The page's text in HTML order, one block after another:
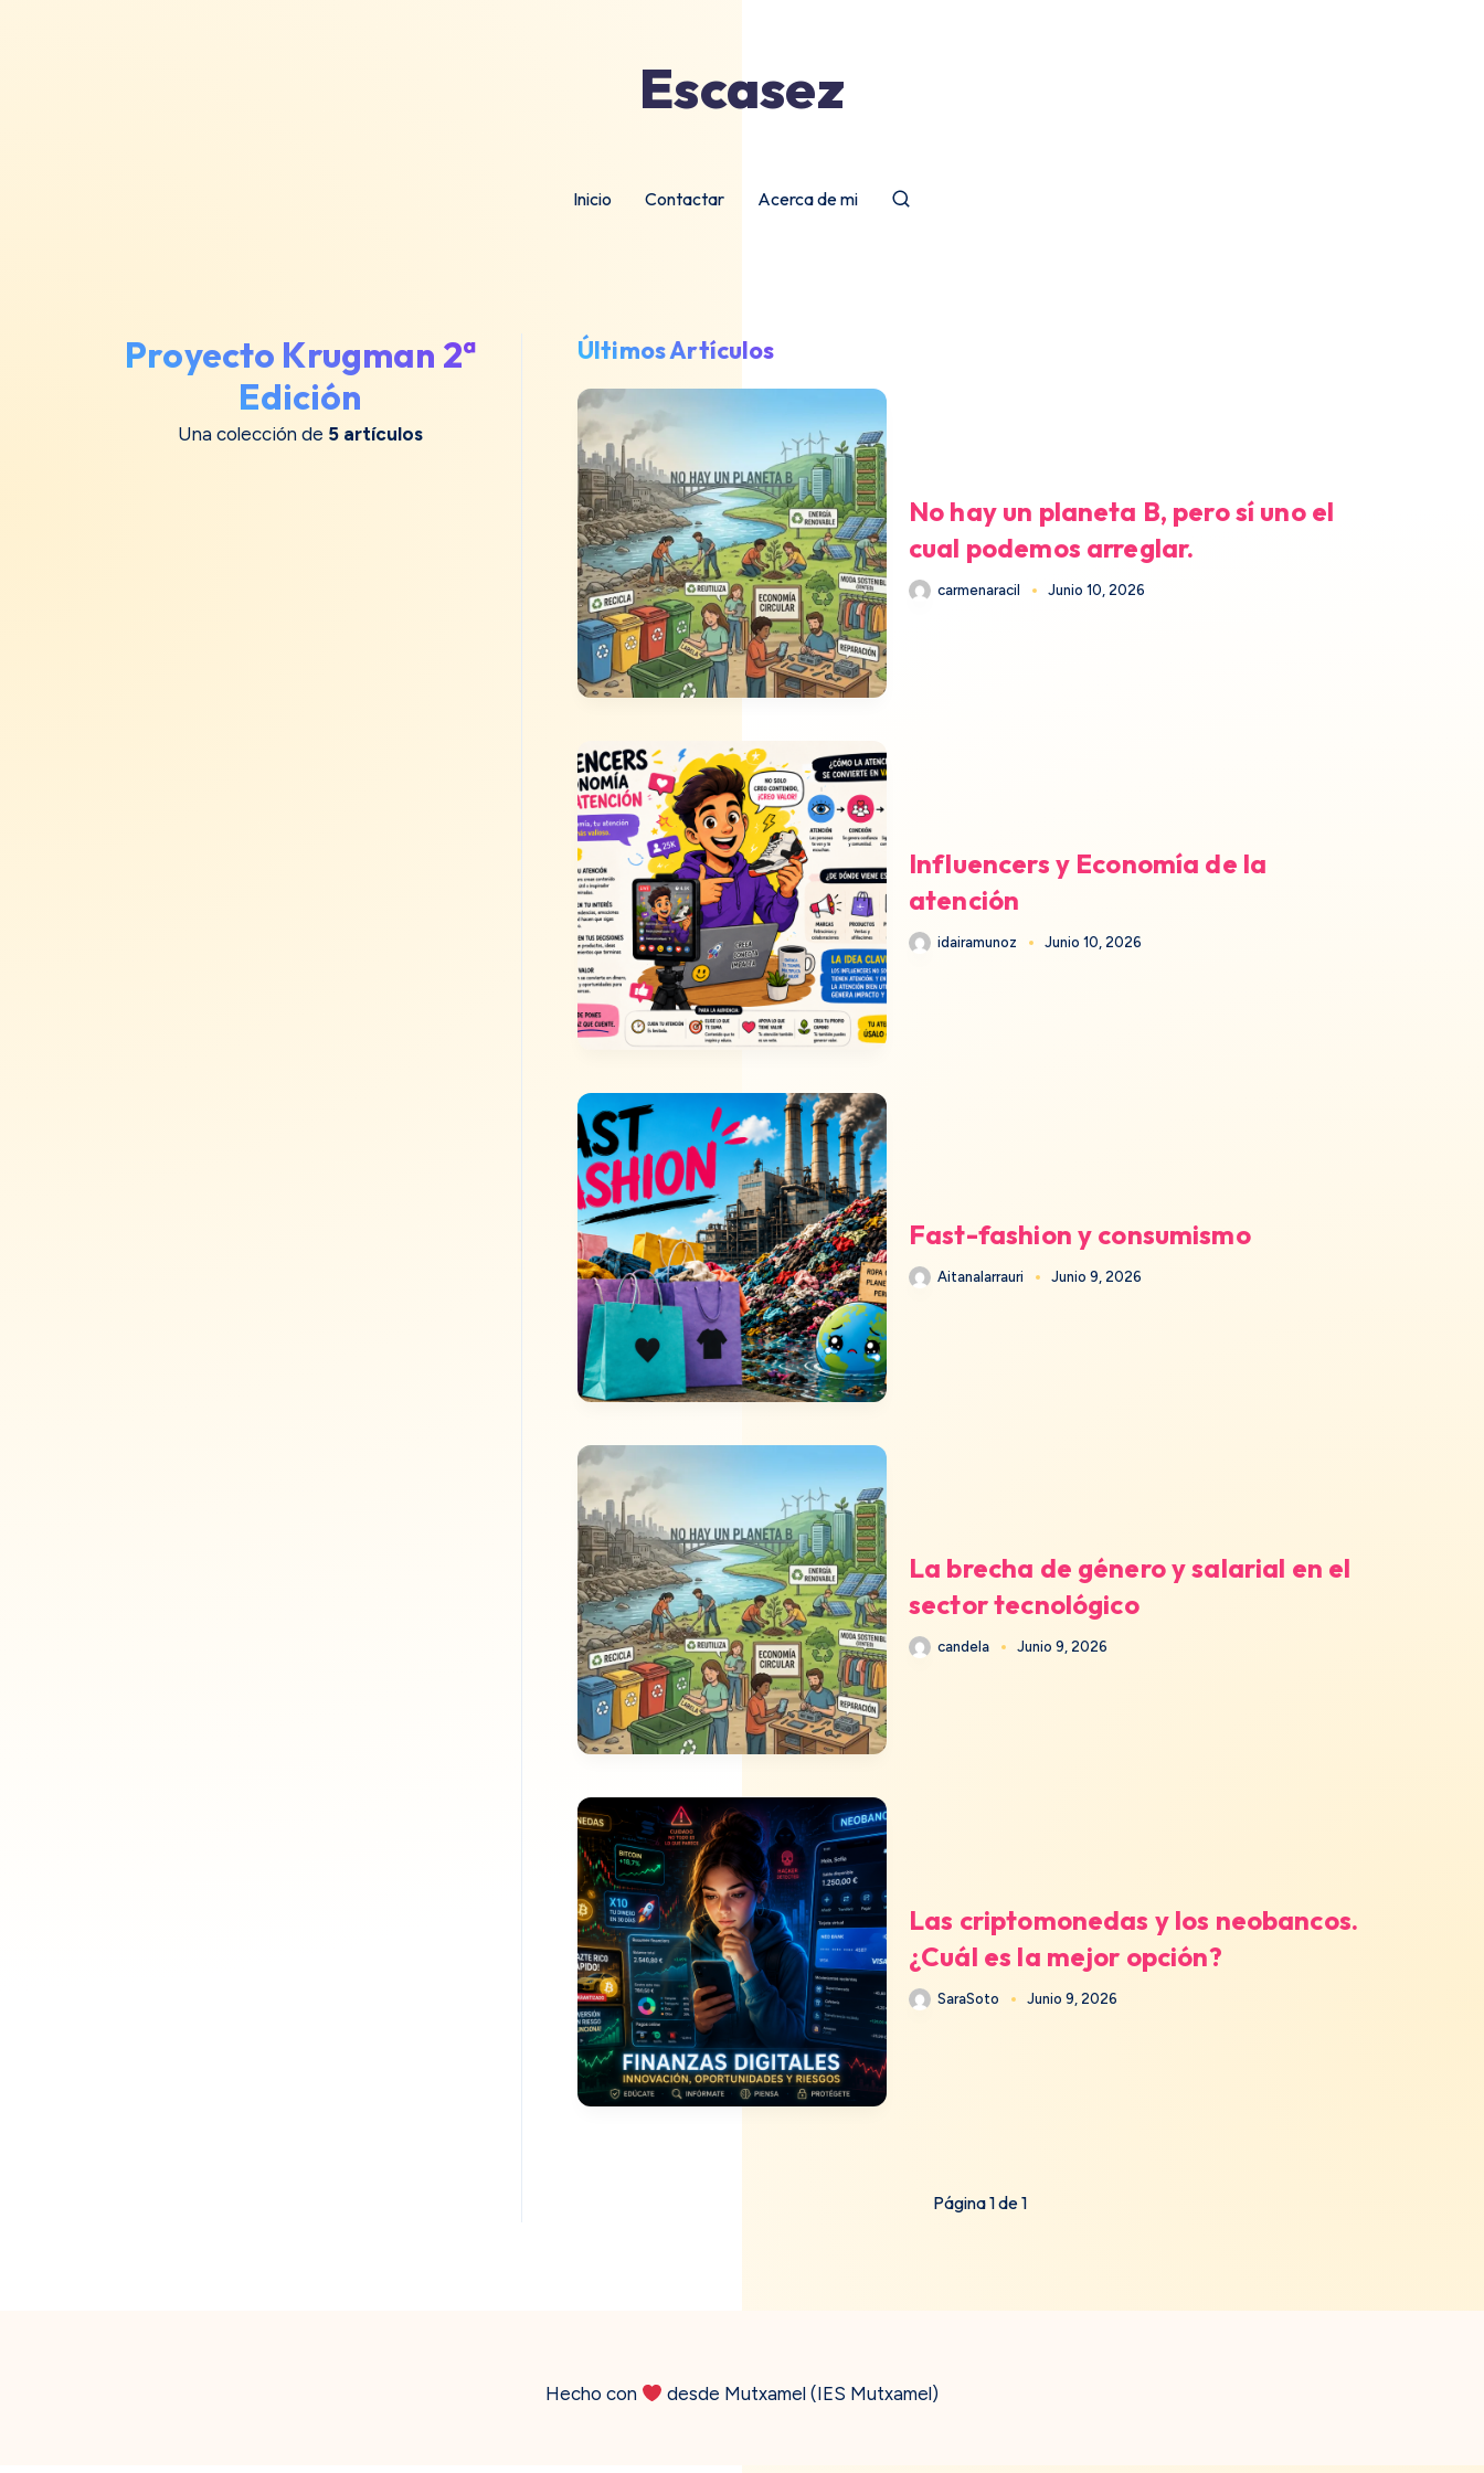
Escasez
Inicio Contactar Acerca de mi
Proyecto Krugman 2ª
Edición
Una colección de 5 artículos
Últimos Artículos
No hay un planeta B, pero sí uno el
cual podemos arreglar.
carmenaracil Junio 10, 2026
Influencers y Economía de la
atención
idairamunoz Junio 10, 2026
Fast-fashion y consumismo
Aitanalarrauri Junio 9, 2026
La brecha de género y salarial en el
sector tecnológico
candela Junio 9, 2026
Las criptomonedas y los neobancos.
¿Cuál es la mejor opción?
SaraSoto Junio 9, 2026
Página 1 de 1
Hecho con desde Mutxamel (IES Mutxamel)